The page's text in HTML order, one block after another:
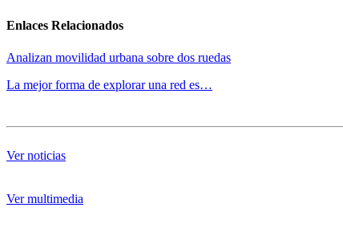
Enlaces Relacionados
Analizan movilidad urbana sobre dos ruedas
La mejor forma de explorar una red es…
Ver noticias
Ver multimedia